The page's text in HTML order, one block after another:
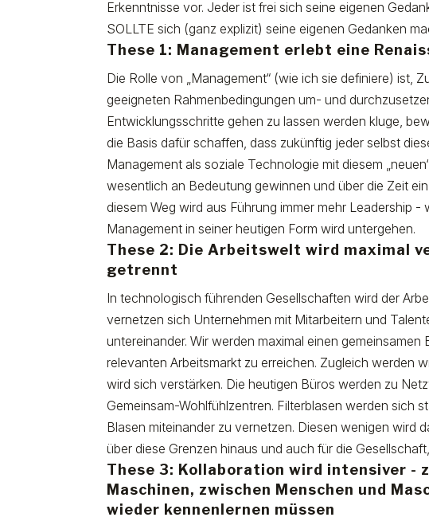
Erkenntnisse vor. Jeder ist frei sich seine eigenen
SOLLTE sich (ganz explizit) seine eigenen Gedanken
These 1: Management erlebt eine
Die Rolle von „Management“ (wie ich sie definiere) ist,
geeigneten Rahmenbedingungen um- und
Entwicklungsschritte gehen zu lassen werden kluge,
die Basis dafür schaffen, dass zukünftig jeder selbst
Management als soziale Technologie mit diesem
wesentlich an Bedeutung gewinnen und über die Zeit
diesem Weg wird aus Führung immer mehr Leadership
Management in seiner heutigen Form wird untergehen.
These 2: Die Arbeitswelt wird maximal
getrennt
In technologisch führenden Gesellschaften wird der
vernetzen sich Unternehmen mit Mitarbeitern und
untereinander. Wir werden maximal einen
relevanten Arbeitsmarkt zu erreichen. Zugleich werden
wird sich verstärken. Die heutigen Büros werden zu
Gemeinsam-Wohlfühlzentren. Filterblasen werden sich
Blasen miteinander zu vernetzen. Diesen wenigen wird
über diese Grenzen hinaus und auch für die
These 3: Kollaboration wird intensiver -
Maschinen, zwischen Menschen und
wieder kennenlernen müssen